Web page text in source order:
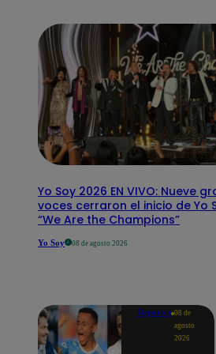
Yo Soy 2026 EN VIVO: Nueve
voces cerraron el inicio de Yo
“We Are the Champions”
Yo Soy 08 de agosto 2026
Deportes 08 de
agosto
2026